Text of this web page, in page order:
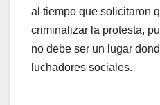
al tiempo que solicitaron
criminalizar la protesta,
no debe ser un lugar
luchadores sociales.